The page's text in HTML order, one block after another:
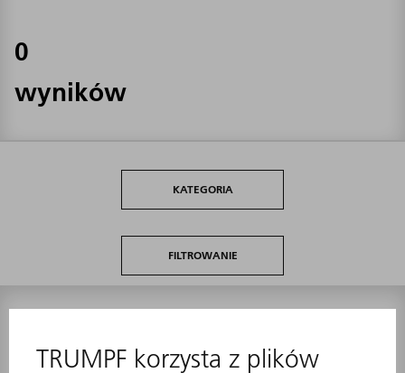
0
wyników
KATEGORIA
FILTROWANIE